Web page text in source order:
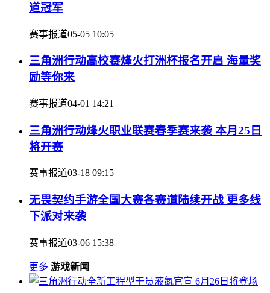
道冠军
赛事报道05-05 10:05
三角洲行动高校赛烽火打洲杯报名开启 海量奖
励等你来
赛事报道04-01 14:21
三角洲行动烽火职业联赛春季赛来袭 本月25日
将开赛
赛事报道03-18 09:15
无畏契约手游全国大赛各赛道陆续开战 更多线
下派对来袭
赛事报道03-06 15:38
更多 游戏新闻